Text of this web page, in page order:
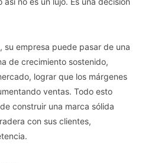
, su empresa puede pasar de una
de crecimiento sostenido,
lograr que los márgenes
ventas. Todo esto
construir una marca sólida
con sus clientes,